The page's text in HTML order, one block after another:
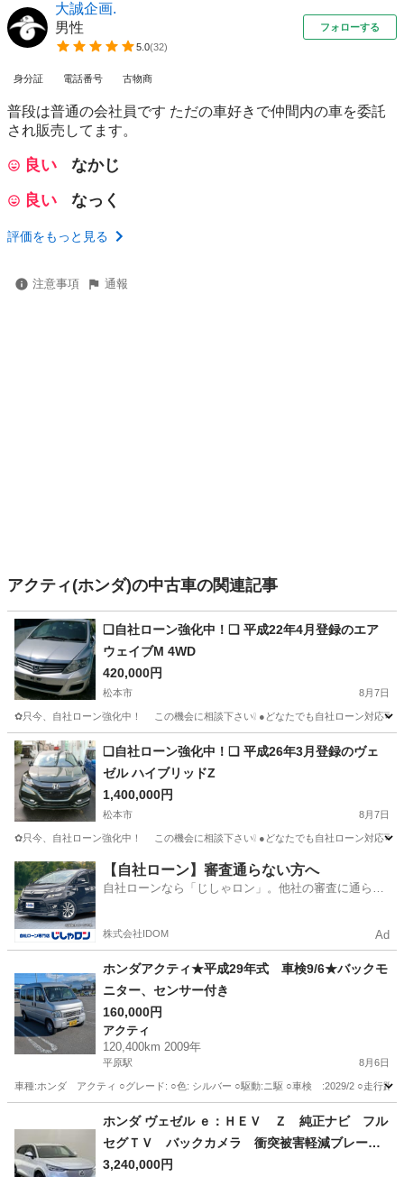
大誠企画.
男性
5.0(32)
フォローする
身分証 電話番号 古物商
普段は普通の会社員です ただの車好きで仲間内の車を委託
され販売してます。
良い
なかじ
良い
なっく
評価をもっと見る
注意事項 通報
アクティ(ホンダ)の中古車の関連記事
❑自社ローン強化中！❑ 平成22年4月登録のエア
ウェイブM 4WD
420,000円
松本市 8月7日
✿只今、自社ローン強化中！ この機会に相談下さい❕ ●どなたでも自社ロー
長野 松本市 ホンダ 車両
❑自社ローン強化中！❑ 平成26年3月登録のヴェ
ゼル ハイブリッドZ
1,400,000円
松本市 8月7日
✿只今、自社ローン強化中！ この機会に相談下さい❕ ●どなたでも自社ロー
長野 松本市 ホンダ ヴェゼル
【自社ローン】審査通らない方へ
自社ローンなら「じしゃロン」。他社の審査に通らな
株式会社IDOM Ad
ホンダアクティ★平成29年式 車検9/6★バックモ
ニター、センサー付き
160,000円
アクティ
120,400km 2009年
平原駅 8月6日
車種:ホンダ アクティ ○グレード: ○色: シルバー ○駆動:ニ駆 ○車検 :2029/2 ○走行
平原駅 アクティ
ホンダ ヴェゼル ｅ：ＨＥＶ Ｚ 純正ナビ フル
セグＴＶ バックカメラ 衝突被害軽減ブレー
キ レーダークルーズコントロール ブラインド
3,240,000円